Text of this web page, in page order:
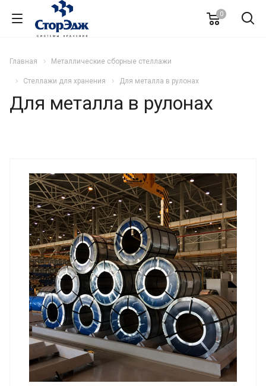
0
Главная Металлические сборные стеллажи
Стеллажи для хранения Для металла в рулонах
Для металла в рулонах